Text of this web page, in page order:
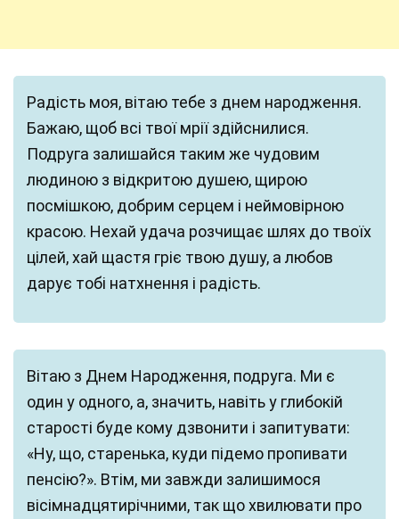
Радість моя, вітаю тебе з днем народження.
Бажаю, щоб всі твої мрії здійснилися.
Подруга залишайся таким же чудовим
людиною з відкритою душею, щирою
посмішкою, добрим серцем і неймовірною
красою. Нехай удача розчищає шлях до твоїх
цілей, хай щастя гріє твою душу, а любов
дарує тобі натхнення і радість.
Вітаю з Днем Народження, подруга. Ми є
один у одного, а, значить, навіть у глибокій
старості буде кому дзвонити і запитувати:
«Ну, що, старенька, куди підемо пропивати
пенсію?». Втім, ми завжди залишимося
вісімнадцятирічними, так що хвилювати про